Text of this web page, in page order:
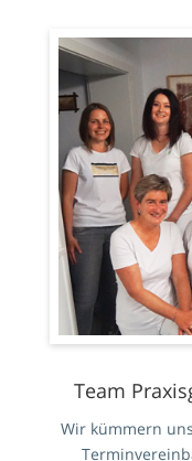
Team
Wir kümmern